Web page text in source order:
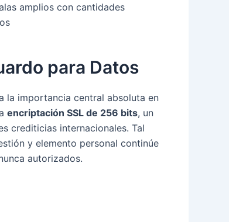
amplios con cantidades
para Datos
la importancia central absoluta en
encriptación SSL de 256 bits, un
crediticias internacionales. Tal
y elemento personal continúe
autorizados.